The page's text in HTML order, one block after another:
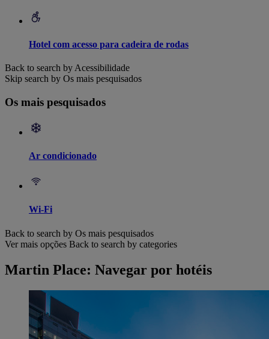
Hotel com acesso para cadeira de rodas
Back to search by Acessibilidade
Skip search by Os mais pesquisados
Os mais pesquisados
Ar condicionado
Wi-Fi
Back to search by Os mais pesquisados
Ver mais opções Back to search by categories
Martin Place: Navegar por hotéis